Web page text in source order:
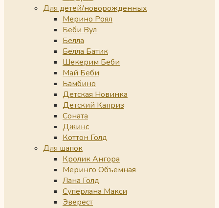
Для детей/новорожденных
Мерино Роял
Беби Вул
Белла
Белла Батик
Шекерим Беби
Май Беби
Бамбино
Детская Новинка
Детский Каприз
Соната
Джинс
Коттон Голд
Для шапок
Кролик Ангора
Меринго Объемная
Лана Голд
Суперлана Макси
Эверест